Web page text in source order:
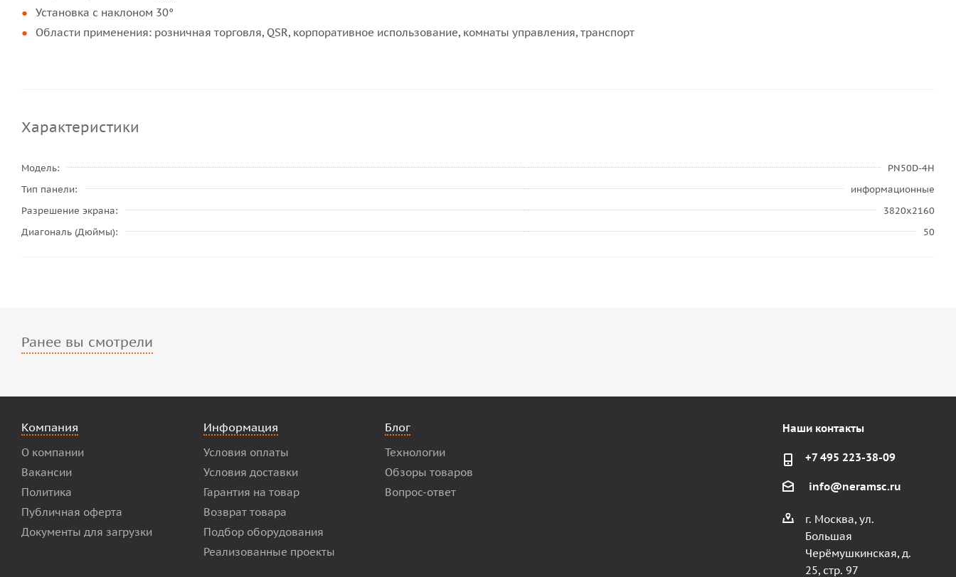
Установка с наклоном 30°
Области применения: розничная торговля, QSR, корпоративное использование, комнаты управления, транспорт
Характеристики
Модель
PN50D-4H
Тип панели
информационные
Разрешение экрана
3820x2160
Диагональ (Дюймы)
50
Ранее вы смотрели
Компания
О компании
Вакансии
Политика
Публичная оферта
Документы для загрузки
Информация
Условия оплаты
Условия доставки
Гарантия на товар
Возврат товара
Подбор оборудования
Реализованные проекты
Блог
Технологии
Обзоры товаров
Вопрос-ответ
Наши контакты
+7 495 223-38-09
info@neramsc.ru
г. Москва, ул.
Большая
Черёмушкинская, д.
25, стр. 97